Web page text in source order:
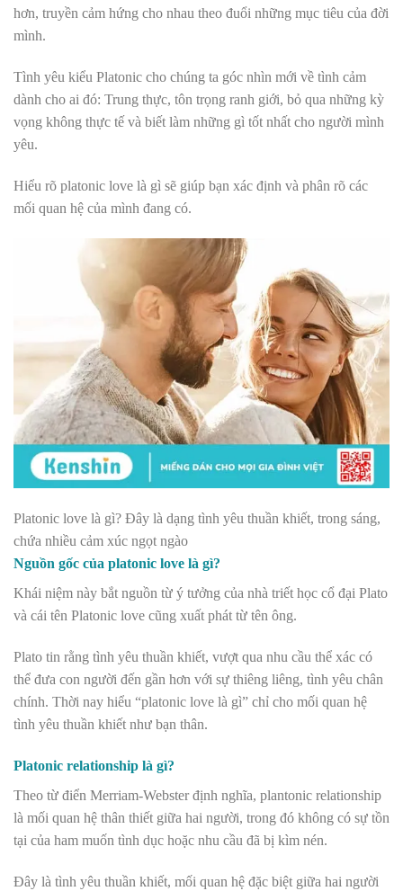
hơn, truyền cảm hứng cho nhau theo đuổi những mục tiêu của đời
mình.
Tình yêu kiểu Platonic cho chúng ta góc nhìn mới về tình cảm
dành cho ai đó: Trung thực, tôn trọng ranh giới, bỏ qua những kỳ
vọng không thực tế và biết làm những gì tốt nhất cho người mình
yêu.
Hiểu rõ platonic love là gì sẽ giúp bạn xác định và phân rõ các
mối quan hệ của mình đang có.
Platonic love là gì? Đây là dạng tình yêu thuần khiết, trong sáng,
chứa nhiều cảm xúc ngọt ngào
Nguồn gốc của platonic love là gì?
Khái niệm này bắt nguồn từ ý tưởng của nhà triết học cổ đại Plato
và cái tên Platonic love cũng xuất phát từ tên ông.
Plato tin rằng tình yêu thuần khiết, vượt qua nhu cầu thể xác có
thể đưa con người đến gần hơn với sự thiêng liêng, tình yêu chân
chính. Thời nay hiểu “platonic love là gì” chỉ cho mối quan hệ
tình yêu thuần khiết như bạn thân.
Platonic relationship là gì?
Theo từ điển Merriam-Webster định nghĩa, plantonic relationship
là mối quan hệ thân thiết giữa hai người, trong đó không có sự tồn
tại của ham muốn tình dục hoặc nhu cầu đã bị kìm nén.
Đây là tình yêu thuần khiết, mối quan hệ đặc biệt giữa hai người